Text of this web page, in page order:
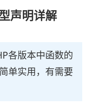
声明详解
各版本中函数的
单实用，有需要